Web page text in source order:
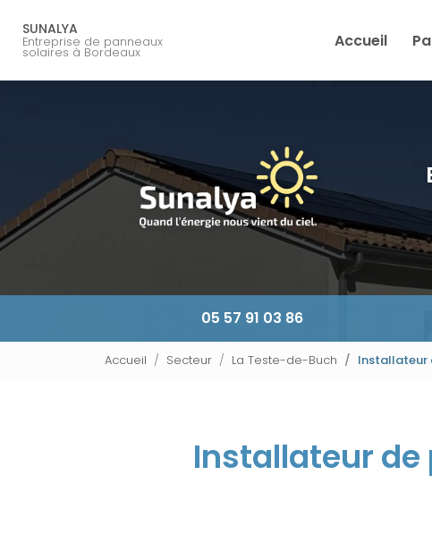
contenu
SUNALYA
Entreprise de panneaux
solaires à Bordeaux
Accueil
05 57 91 03 86
Accueil Secteur La Teste-de-Buch Installateur
Installateur de